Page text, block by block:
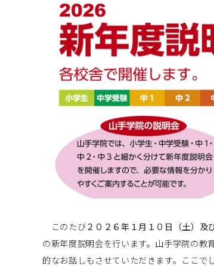
このたび２０２６年１月１０日（土）及
の新年度説明会を行います。山手学院の教
的なお話しもさせていただきます。ここで